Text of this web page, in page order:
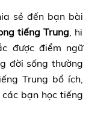
sẻ đến bạn bài
tiếng Trung, hi
được điểm ngữ
đời sống thường
Trung bổ ích,
bạn học tiếng